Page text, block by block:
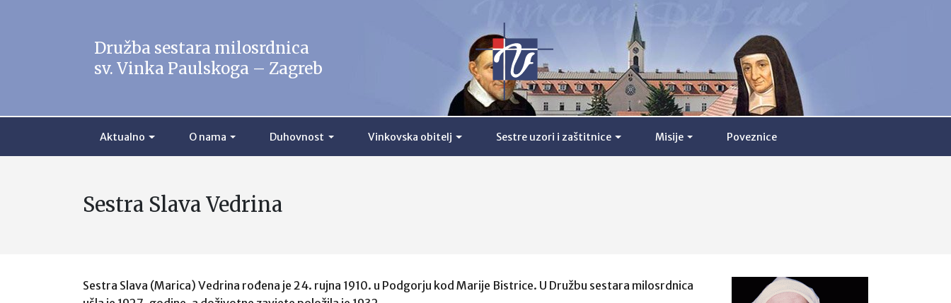
Družba sestara milosrdnica
sv. Vinka Paulskoga – Zagreb
Aktualno O nama Duhovnost Vinkovska obitelj Sestre uzori i zaštitnice Misije Poveznice
Sestra Slava Vedrina
Sestra Slava (Marica) Vedrina rođena je 24. rujna 1910. u Podgorju kod Marije Bistrice. U Družbu sestara milosrdnica